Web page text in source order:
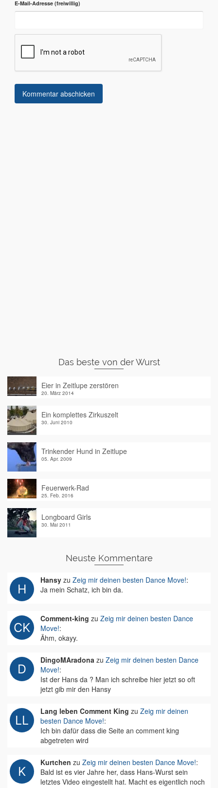
E-Mail-Adresse
Das beste von der Wurst
Eier in Zeitlupe zerstören
20. März 2014
Ein komplettes Zirkuszelt
30. Juni 2010
Trinkender Hund in Zeitlupe
05. Apr. 2009
Feuerwerk-Rad
25. Feb. 2016
Longboard Girls
30. Mai 2011
Neuste Kommentare
Hansy zu Zeig mir deinen besten Dance Move!:
Ja mein Schatz, ich bin da.
Comment-king zu Zeig mir deinen besten Dance
Move!:
Ähm, okayy.
DingoMAradona zu Zeig mir deinen besten Dance
Move!:
Ist der Hans da ? Man ich schreibe hier jetzt so oft
jetzt gib mir den Hansy
Lang leben Comment King zu Zeig mir deinen
besten Dance Move!:
Ich bin dafür dass die Seite an comment king
abgetreten wird
Kurtchen zu Zeig mir deinen besten Dance Move!:
Bald ist es vier Jahre her, dass Hans-Wurst sein
letztes Video eingestellt hat. Macht es eigentlich noch